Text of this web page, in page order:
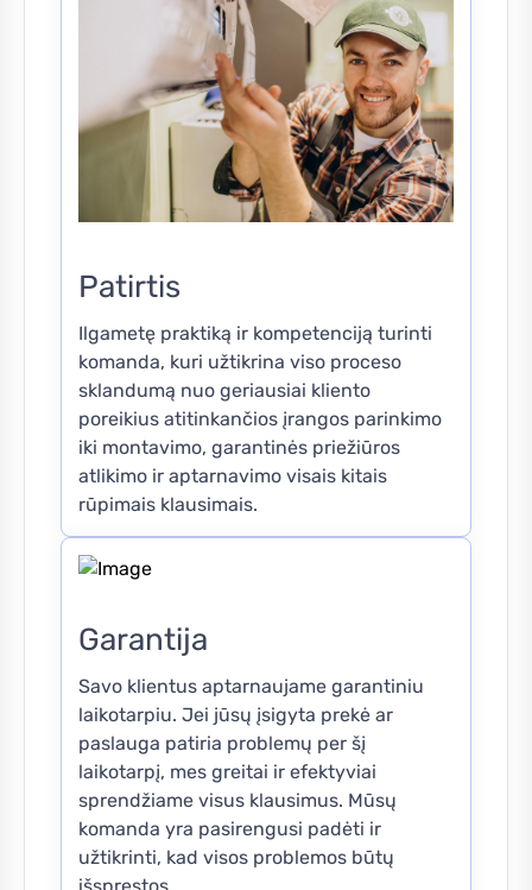
Patirtis
Ilgametę praktiką ir kompetenciją turinti
komanda, kuri užtikrina viso proceso
sklandumą nuo geriausiai kliento
poreikius atitinkančios įrangos parinkimo
iki montavimo, garantinės priežiūros
atlikimo ir aptarnavimo visais kitais
rūpimais klausimais.
Garantija
Savo klientus aptarnaujame garantiniu
laikotarpiu. Jei jūsų įsigyta prekė ar
paslauga patiria problemų per šį
laikotarpį, mes greitai ir efektyviai
sprendžiame visus klausimus. Mūsų
komanda yra pasirengusi padėti ir
užtikrinti, kad visos problemos būtų